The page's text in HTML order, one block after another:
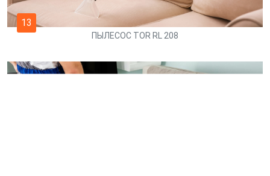
13
ПЫЛЕСОС TOR RL 208